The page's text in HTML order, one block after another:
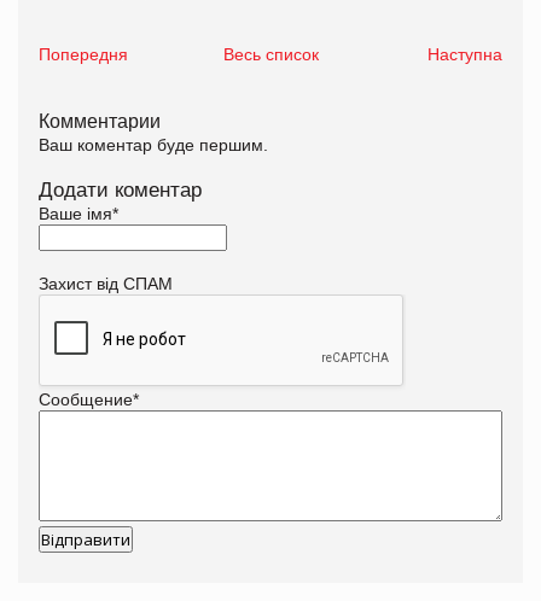
Попередня Весь список Наступна
Комментарии
Ваш коментар буде першим.
Додати коментар
Ваше імя*
Захист від СПАМ
Сообщение*